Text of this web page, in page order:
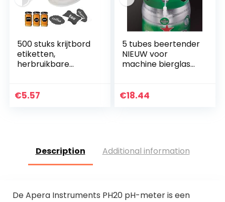
500 stuks krijtbord
etiketten,
herbruikbare
stickers,
€5.57
5 tubes beertender
NIEUW voor
machine bierglas
€18.44
Description Additional information
De Apera Instruments PH20 pH-meter is een